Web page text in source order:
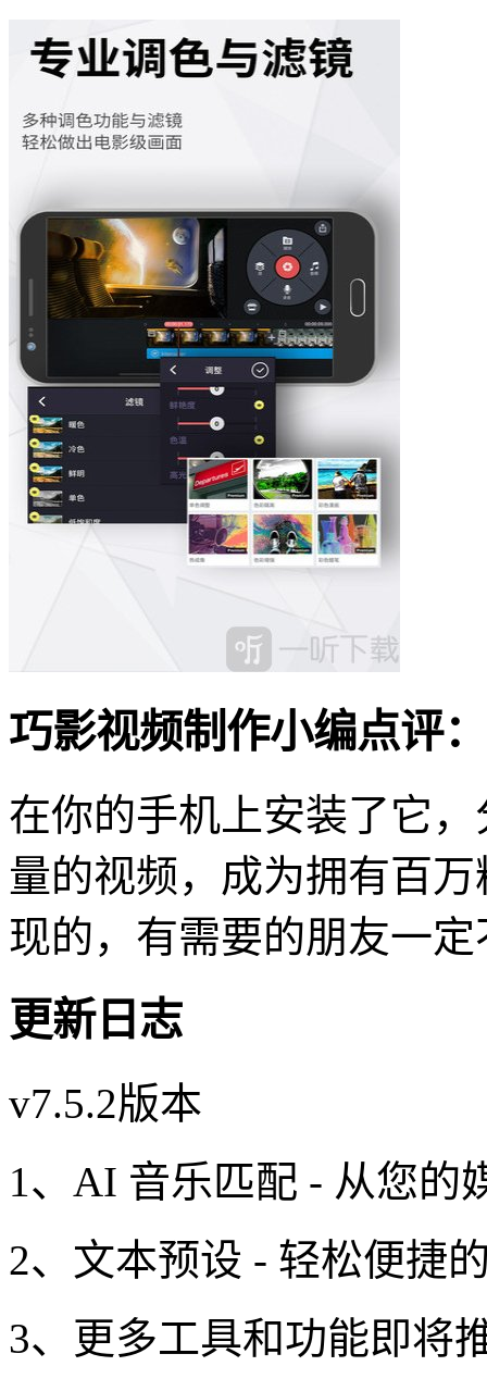
巧影视频制作小编点评：
在你的手机上安装了它
量的视频，成为拥有百
现的，有需要的朋友一
更新日志
v7.5.2版本
1、AI 音乐匹配 - 从您的
2、文本预设 - 轻松便捷
3、更多工具和功能即将